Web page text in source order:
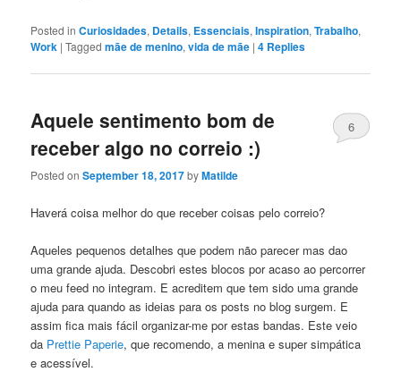
Posted in Curiosidades, Details, Essenciais,Inspiration,Trabalho,
Work |Tagged mãe de menino,vida de mãe |4 Replies
Aquele sentimento bom de
receber algo no correio :)
Posted onSeptember 18, 2017byMatilde
6
Haverá coisa melhor do que receber coisas pelo correio?
Aqueles pequenos detalhes que podem não parecer mas dao
uma grande ajuda. Descobri estes blocos por acaso ao percorrer
o meu feed no integram. E acreditem que tem sido uma grande
ajuda para quando as ideias para os posts no blog surgem. E
assim fica mais fácil organizar-me por estas bandas. Este veio
da Prettie Paperie, que recomendo, a menina e super simpática
e acessível.